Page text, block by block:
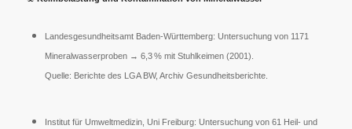
Landesgesundheitsamt Baden-Württemberg: Untersuchung von 1171
Mineralwasserproben → 6,3 % mit Stuhlkeimen (2001).
Quelle: Berichte des LGA BW, Archiv Gesundheitsberichte.
Institut für Umweltmedizin, Uni Freiburg: Untersuchung von 61 Heil- und